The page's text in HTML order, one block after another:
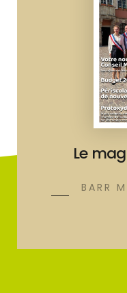
Le
BARR